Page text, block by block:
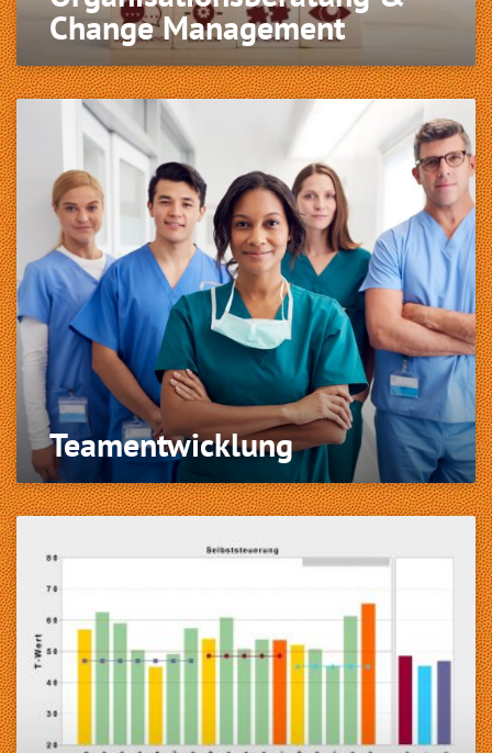
Change Management
Team­entwicklung